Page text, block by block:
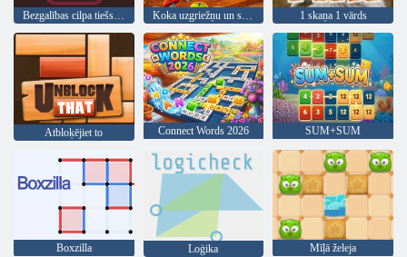
Bezgalības cilpa tiešsaistē Koka uzgriežņu un skrūvju skrūvju mīkla 1 skaņa 1 vārds
Atbloķējiet to Connect Words 2026 SUM+SUM
Boxzilla Loģika Mīļā želeja